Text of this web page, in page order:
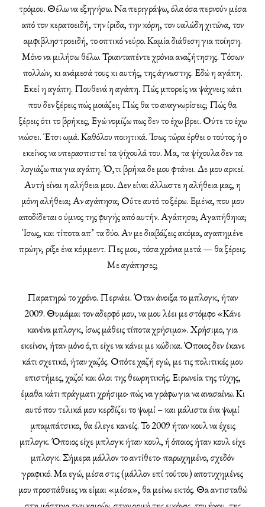
τρόμου. Θέλω να εξηγήσω. Να περιγράψω, όλα όσα περνούν μέσα
από τον κερατοειδή, την ίριδα, την κόρη, τον υαλώδη χιτώνα, τον
αμφιβληστροειδή, το οπτικό νεύρο. Καμία διάθεση για ποίηση.
Μόνο να μιλήσω θέλω. Τριανταπέντε χρόνια αναζήτησης. Τόσων
πολλών, κι ανάμεσά τους κι αυτής, της άγνωστης. Εδώ η αγάπη.
Εκεί η αγάπη. Πουθενά η αγάπη. Πώς μπορείς να ψάχνεις κάτι
που δεν ξέρεις πώς μοιάζει; Πώς θα το αναγνωρίσεις; Πώς θα
ξέρεις ότι το βρήκες; Εγώ νομίζω πως δεν το έχω βρει. Ούτε το έχω
νιώσει. Έτσι ωμά. Καθόλου ποιητικά. Ίσως τώρα έρθει ο τούτος ή ο
εκείνος να υπερασπιστεί τα ψίχουλά του. Μα, τα ψίχουλα δεν τα
λογιάζω πια για αγάπη. Ό,τι βρήκα δε μου φτάνει. Δε μου αρκεί.
Αυτή είναι η αλήθεια μου. Δεν είναι άλλωστε η αλήθεια μας, η
μόνη αλήθεια; Αν αγάπησα; Ούτε αυτό το ξέρω. Εμένα, που μου
αποδίδεται ο ύμνος της φυγής από αυτήν. Αγάπησα; Αγαπήθηκα;
Ίσως, και τίποτα απ’ τα δύο. Αν με διαβάζεις ακόμα, αγαπημένε
πρώην, ρίξε ένα κόμμεντ. Πες μου, τόσα χρόνια μετά — θα ξέρεις.
Με αγάπησες;
Παρατηρώ το χρόνο. Περνάει. Όταν άνοιξα το μπλογκ, ήταν
2009. Θυμάμαι τον αδερφό μου, να μου λέει με στόμφο «Κάνε
κανένα μπλογκ, ίσως μάθεις τίποτα χρήσιμο». Χρήσιμο, για
εκείνον, ήταν μόνο ό,τι είχε να κάνει με κώδικα. Όποιος δεν έκανε
κάτι σχετικό, ήταν χαζός. Οπότε χαζή εγώ, με τις πολιτικές μου
επιστήμες, χαζοί και όλοι της θεωρητικής. Ειρωνεία της τύχης,
έμαθα κάτι πράγματι χρήσιμο· πώς να γράφω για να ανασαίνω. Κι
αυτό που τελικά μου κερδίζει το ψωμί – και μάλιστα ένα ψωμί
μπαμπάτσικο, θα έλεγε κανείς. Το 2009 ήταν κουλ να έχεις
μπλογκ. Όποιος είχε μπλογκ ήταν κουλ, ή όποιος ήταν κουλ είχε
μπλογκ. Σήμερα μάλλον το αντίθετο· παρωχημένο, σχεδόν
γραφικό. Μα εγώ, μέσα στις (μάλλον επί τούτου) αποτυχημένες
μου προσπάθειες να είμαι «μέσα», θα μείνω εκτός. Θα αντισταθώ